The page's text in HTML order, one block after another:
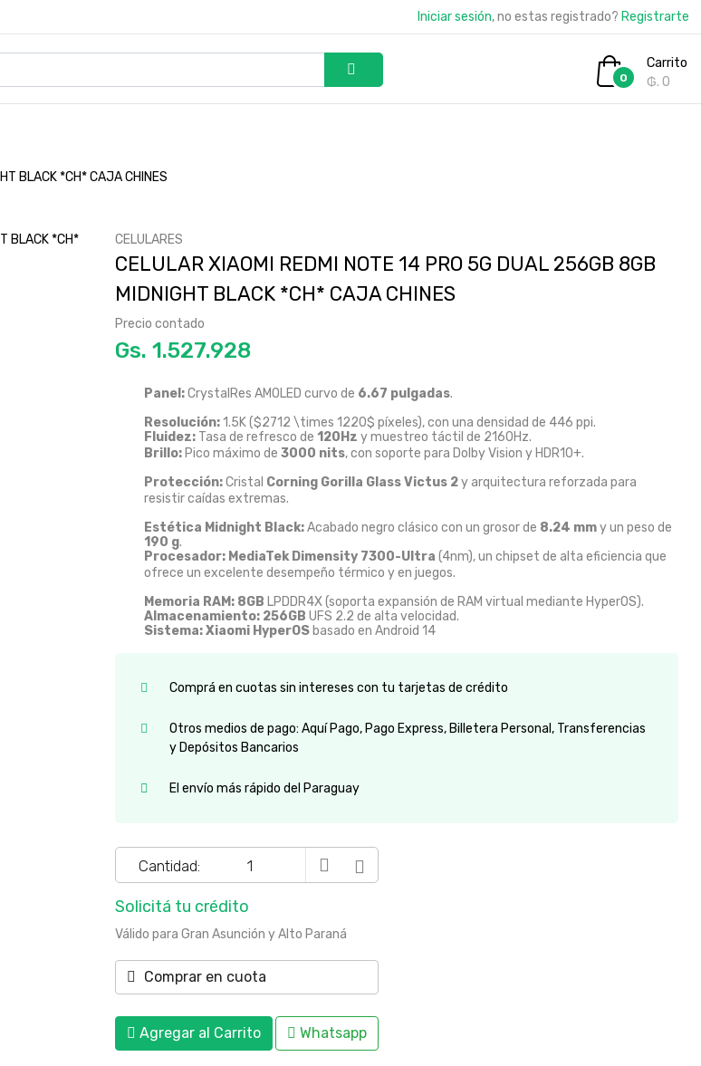
Iniciar sesión, no estas registrado? Registrarte
0
Carrito
₲. 0
BLACK *CH* CAJA CHINES
CELULARES
CELULAR XIAOMI REDMI NOTE 14 PRO 5G DUAL 256GB 8GB
MIDNIGHT BLACK *CH* CAJA CHINES
Precio contado
Gs.
Panel:CrystalRes AMOLED curvo de 6.67 pulgadas.
Resolución:1.5K ($2712 \times 1220$ píxeles), con una densidad de 446 ppi.
Fluidez: Tasa de refresco de 120Hz y muestreo táctil de 2160Hz.
Brillo: Pico máximo de 3000 nits, con soporte para Dolby Vision y HDR10+.
Protección:Cristal Corning Gorilla Glass Victus 2y arquitectura reforzada para
resistir caídas extremas.
Estética Midnight Black:Acabado negro clásico con un grosor de 8.24 mmy un peso de
190 g.
Procesador: MediaTek Dimensity 7300-Ultra (4nm), un chipset de alta eficiencia que
ofrece un excelente desempeño térmico y en juegos.
Memoria RAM: 8GB LPDDR4X (soporta expansión de RAM virtual mediante HyperOS).
Almacenamiento: 256GB UFS 2.2 de alta velocidad.
Sistema:Xiaomi HyperOS basado en Android 14
Comprá en cuotas sin intereses con tu tarjetas de crédito
Otros medios de pago: Aquí Pago, Pago Express, Billetera Personal, Transferencias
y Depósitos Bancarios
El envío más rápido del Paraguay
Cantidad:
Solicitá tu crédito
Válido para Gran Asunción y Alto Paraná
Comprar en cuota
Agregar al Carrito Whatsapp